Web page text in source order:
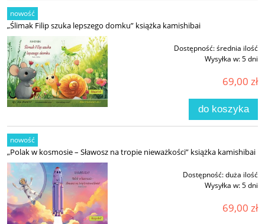
„Ślimak Filip szuka lepszego domku” książka kamishibai
Dostępność:średnia ilość
Wysyłka w:5 dni
69,00 zł
do koszyka
nowość
„Polak w kosmosie – Sławosz na tropie nieważkości” książka kamishibai
Dostępność:duża ilość
Wysyłka w:5 dni
69,00 zł
nowość